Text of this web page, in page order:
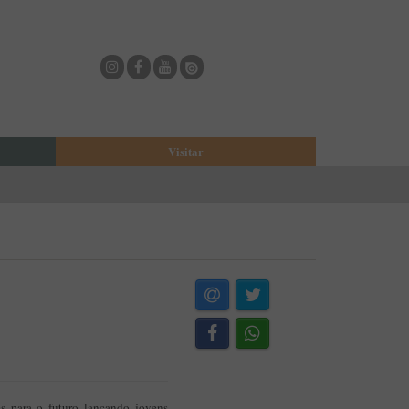
Visitar
Cine-Teatro de Estarreja
Casa-Museu Solheiro Madureira